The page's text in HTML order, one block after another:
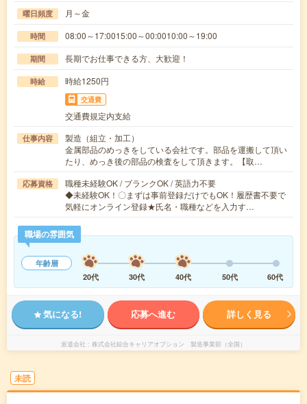
曜日頻度 月～金
時間 08:00～17:0015:00～00:0010:00～19:00
期間 長期でお仕事できる方、大歓迎！
時給 時給1250円
交通費
交通費規定内支給
仕事内容
製造（組立・加工）
金属部品のめっきをしている会社です。部品を運搬して頂い
たり、めっき後の部品の検査をして頂きます。【取…
応募資格
職種未経験OK / ブランクOK / 英語力不要
◆未経験OK！〇まずは事前登録だけでもOK！履歴書不要で
気軽にオンライン登録★氏名・職種などを入力す…
職場の雰囲気
年齢層
20代
30代 40代 50代 60代
気になる! 応募へ進む 詳しく見る
派遣会社 株式会社綜合キャリアオプション 製造事業部（全国）
未読